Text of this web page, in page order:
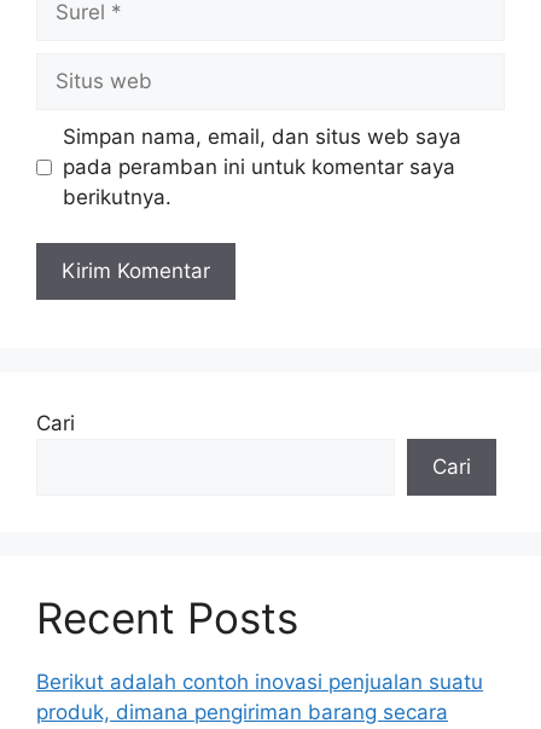
web
Simpan nama, email, dan situs web saya
pada peramban ini untuk komentar saya
berikutnya.
Cari
Cari
Recent Posts
Berikut adalah contoh inovasi penjualan suatu
produk, dimana pengiriman barang secara